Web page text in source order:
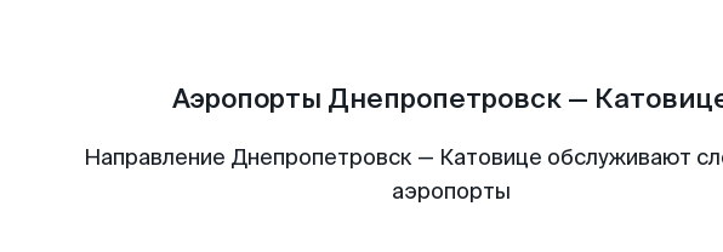
Аэропорты Днепропетровск —
Направление Днепропетровск — Катовице обслуживают
аэропорты